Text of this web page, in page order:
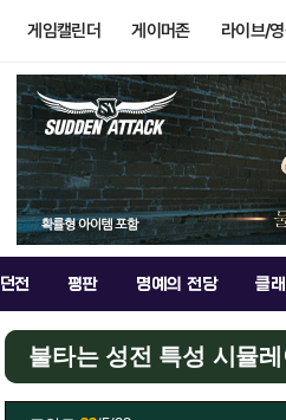
게임캘린더 게이머존 라이브/
던전 평판 명예의 전당 클
불타는 성전 특성 시뮬